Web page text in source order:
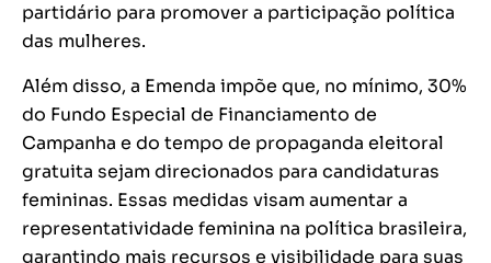
partidário para promover a participação política
das mulheres.
Além disso, a Emenda impõe que, no mínimo, 30%
do Fundo Especial de Financiamento de
Campanha e do tempo de propaganda eleitoral
gratuita sejam direcionados para candidaturas
femininas. Essas medidas visam aumentar a
representatividade feminina na política brasileira,
garantindo mais recursos e visibilidade para suas